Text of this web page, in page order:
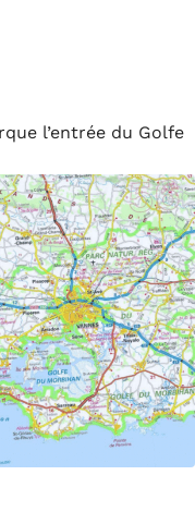
l’entrée du Golfe